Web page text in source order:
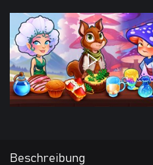
Beschreibung